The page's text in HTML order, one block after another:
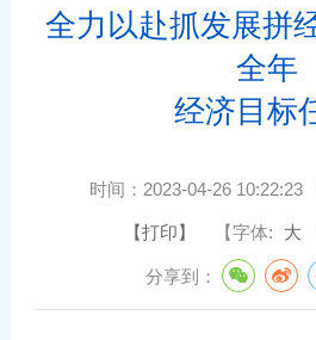
全力以赴抓发展拼
全年
经济目标
时间： 2023-04-26 10:22:23
【打印】 【字体: 大
分享到：